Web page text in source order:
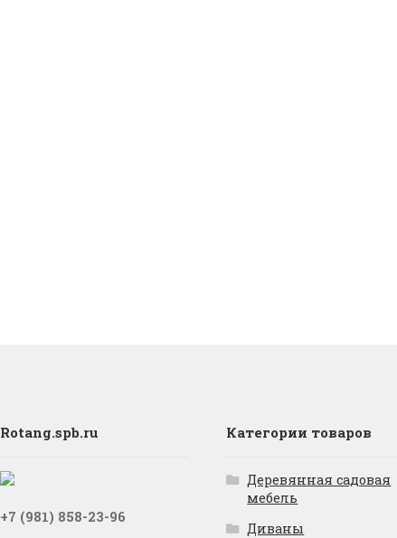
Rotang.spb.ru
+7 (981) 858-23-96
Категории товаров
Деревянная садовая
мебель
Диваны